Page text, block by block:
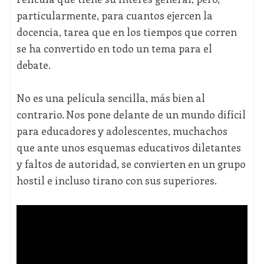
particularmente, para cuantos ejercen la
docencia, tarea que en los tiempos que corren
se ha convertido en todo un tema para el
debate.
No es una película sencilla, más bien al
contrario. Nos pone delante de un mundo difícil
para educadores y adolescentes, muchachos
que ante unos esquemas educativos diletantes
y faltos de autoridad, se convierten en un grupo
hostil e incluso tirano con sus superiores.